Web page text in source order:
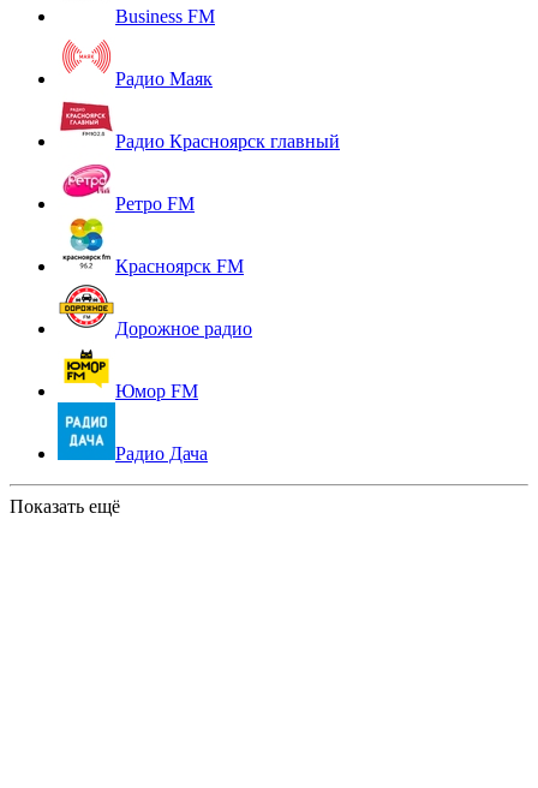
Business FM
Радио Маяк
Радио Красноярск главный
Ретро FM
Красноярск FM
Дорожное радио
Юмор FM
Радио Дача
Показать ещё